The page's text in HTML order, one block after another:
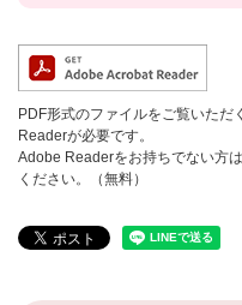
PDF形式のファイルをご覧いた
Readerが必要です。
Adobe Readerをお持ちでない方
ください。（無料）